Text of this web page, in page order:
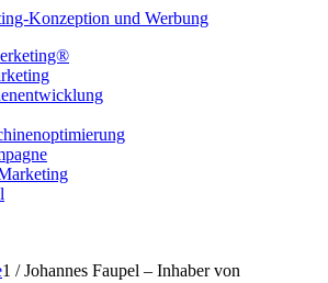
1 / Johannes Faupel – Inhaber von